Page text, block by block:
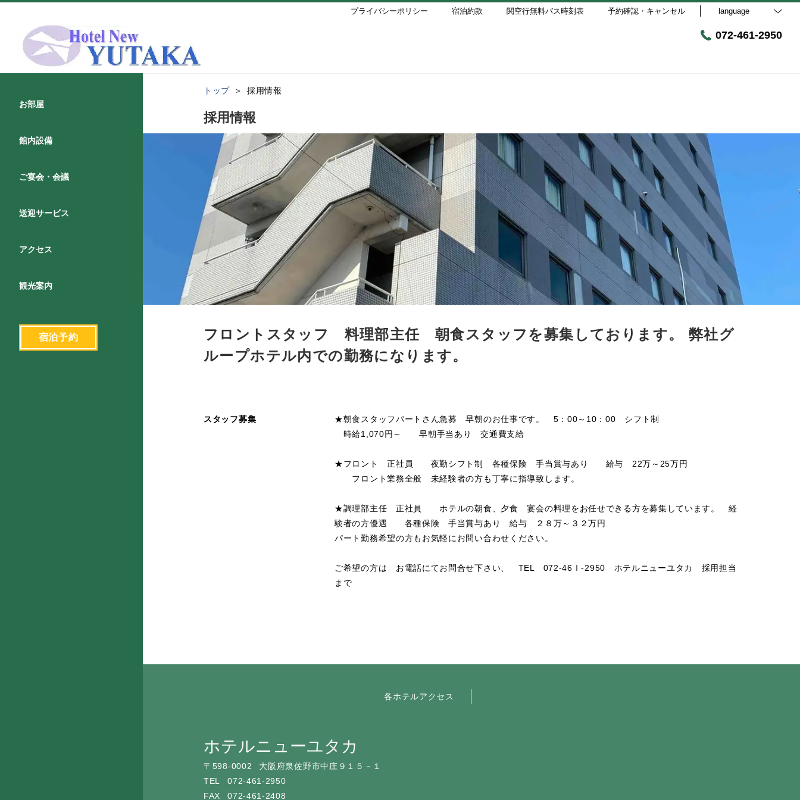
プライバシーポリシー 宿泊約款 関空行無料バス時刻表 予約確認・キャンセル language
072-461-2950
お部屋
館内設備
ご宴会・会議
送迎サービス
アクセス
観光案内
宿泊予約
トップ 採用情報
採用情報
フロントスタッフ 料理部主任 朝食スタッフを募集しております。 弊社グ
ループホテル内での勤務になります。
スタッフ募集
★朝食スタッフパートさん急募 早朝のお仕事です。 5：00～10：00 シフト制
時給1,070円～ 早朝手当あり 交通費支給
★フロント 正社員 夜勤シフト制 各種保険 手当賞与あり 給与 22万～25万円
フロント業務全般 未経験者の方も丁寧に指導致します。
★調理部主任 正社員 ホテルの朝食、夕食 宴会の料理をお任せできる方を募集しています。 経
験者の方優遇 各種保険 手当賞与あり 給与 ２８万～３２万円
パート勤務希望の方もお気軽にお問い合わせください。
ご希望の方は お電話にてお問合せ下さい、 TEL 072-46Ⅰ‐2950 ホテルニューユタカ 採用担当
まで
各ホテルアクセス
ホテルニューユタカ
〒 598-0002
大阪府泉佐野市中庄９１５－１
TEL
072-461-2950
FAX
072-461-2408